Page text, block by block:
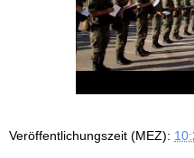
Veröffentlichungszeit (MEZ):